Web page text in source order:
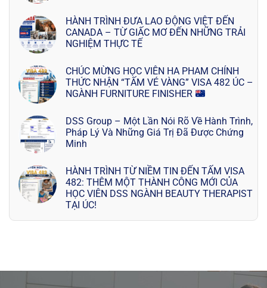
HÀNH TRÌNH ĐƯA LAO ĐỘNG VIỆT ĐẾN
CANADA – TỪ GIẤC MƠ ĐẾN NHỮNG TRẢI
NGHIỆM THỰC TẾ
CHÚC MỪNG HỌC VIÊN HA PHAM CHÍNH
THỨC NHẬN “TẤM VÉ VÀNG” VISA 482 ÚC –
NGÀNH FURNITURE FINISHER
DSS Group – Một Lần Nói Rõ Về Hành Trình,
Pháp Lý Và Những Giá Trị Đã Được Chứng
Minh
HÀNH TRÌNH TỪ NIỀM TIN ĐẾN TẤM VISA
482: THÊM MỘT THÀNH CÔNG MỚI CỦA
HỌC VIÊN DSS NGÀNH BEAUTY THERAPIST
TẠI ÚC!